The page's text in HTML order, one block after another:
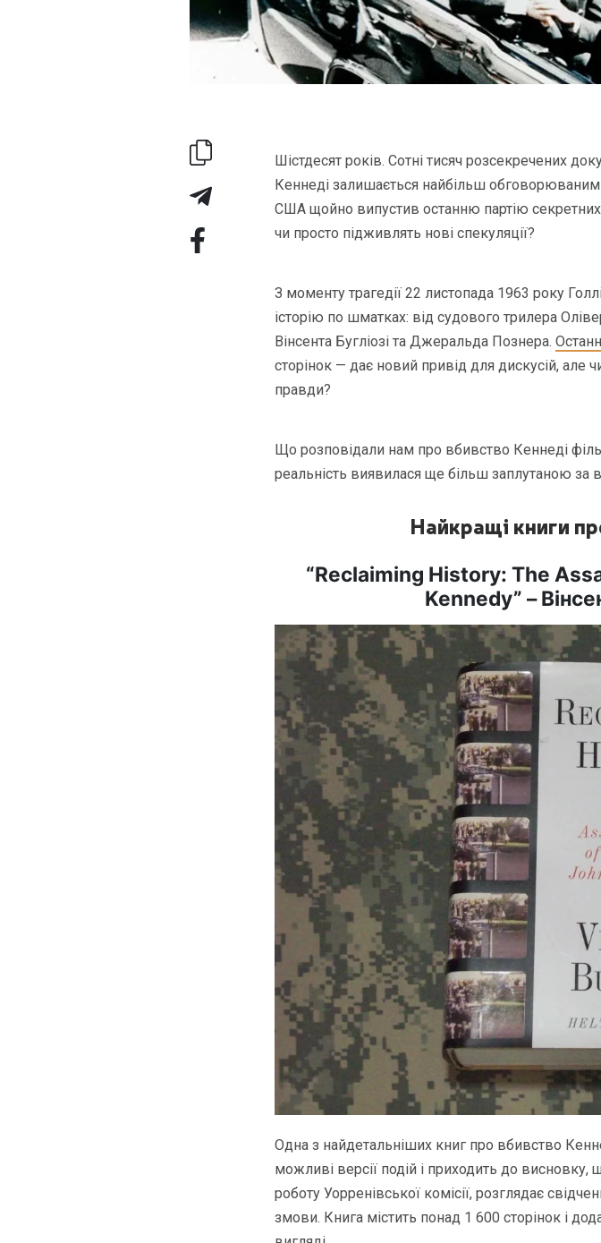
Шістдесят років. Сотні тисяч розсекречених
Кеннеді залишається найбільш обговорюваним
США щойно випустив останню партію
чи просто підживлять нові спекуляції?
З моменту трагедії 22 листопада 1963 року
історію по шматках: від судового трилера
Вінсента Бугліозі та Джеральда Познера.
сторінок — дає новий привід для дискусій, але
правди?
Що розповідали нам про вбивство Кеннеді
реальність виявилася ще більш заплутаною за
Найкращі книги
“Reclaiming History: The
Kennedy” –
Одна з найдетальніших книг про вбивство
можливі версії подій і приходить до висновку,
роботу Уорренівської комісії, розглядає
змови. Книга містить понад 1 600 сторінок і